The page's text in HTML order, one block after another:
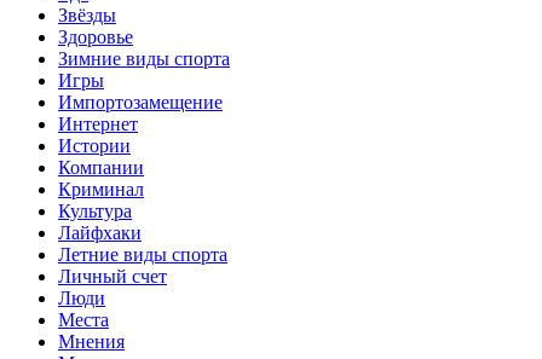
Звёзды
Здоровье
Зимние виды спорта
Игры
Импортозамещение
Интернет
Истории
Компании
Криминал
Культура
Лайфхаки
Летние виды спорта
Личный счет
Люди
Места
Мнения